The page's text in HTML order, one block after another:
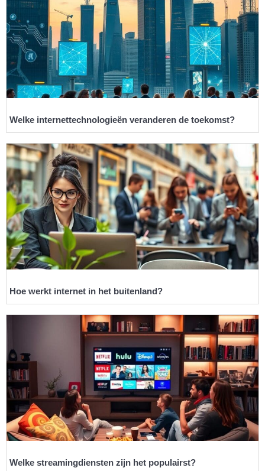
Welke internettechnologieën veranderen de toekomst?
Hoe werkt internet in het buitenland?
Welke streamingdiensten zijn het populairst?